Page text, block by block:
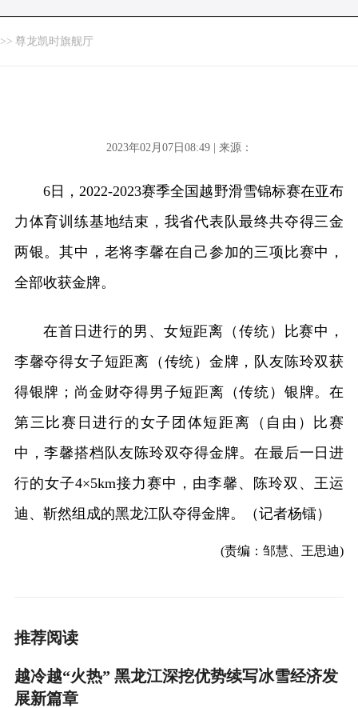
>> 尊龙凯时旗舰厅
2023年02月07日08:49 | 来源：
6日，2022-2023赛季全国越野滑雪锦标赛在亚布
力体育训练基地结束，我省代表队最终共夺得三金
两银。其中，老将李馨在自己参加的三项比赛中，
全部收获金牌。
在首日进行的男、女短距离（传统）比赛中，
李馨夺得女子短距离（传统）金牌，队友陈玲双获
得银牌；尚金财夺得男子短距离（传统）银牌。在
第三比赛日进行的女子团体短距离（自由）比赛
中，李馨搭档队友陈玲双夺得金牌。在最后一日进
行的女子4×5km接力赛中，由李馨、陈玲双、王运
迪、靳然组成的黑龙江队夺得金牌。（记者杨镭）
(责编：邹慧、王思迪)
推荐阅读
越冷越“火热” 黑龙江深挖优势续写冰雪经济发
展新篇章